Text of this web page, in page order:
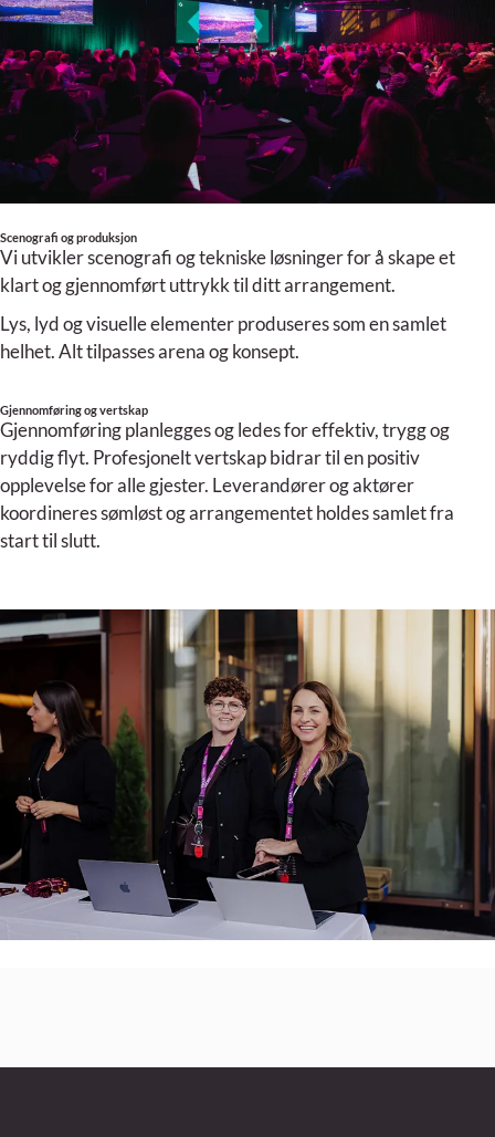
Scenografi og produksjon
Vi utvikler scenografi og tekniske løsninger for å skape et
klart og gjennomført uttrykk til ditt arrangement.
Lys, lyd og visuelle elementer produseres som en samlet
helhet. Alt tilpasses arena og konsept.
Gjennomføring og vertskap
Gjennomføring planlegges og ledes for effektiv, trygg og
ryddig flyt. Profesjonelt vertskap bidrar til en positiv
opplevelse for alle gjester. Leverandører og aktører
koordineres sømløst og arrangementet holdes samlet fra
start til slutt.